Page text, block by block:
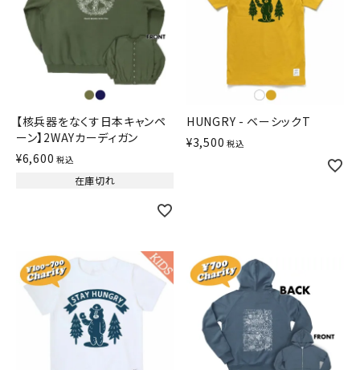
【核兵器をなくす日本キャンペ
ーン】2WAYカーディガン
¥6,600 税込
在庫切れ
HUNGRY - ベーシックT
¥3,500 税込